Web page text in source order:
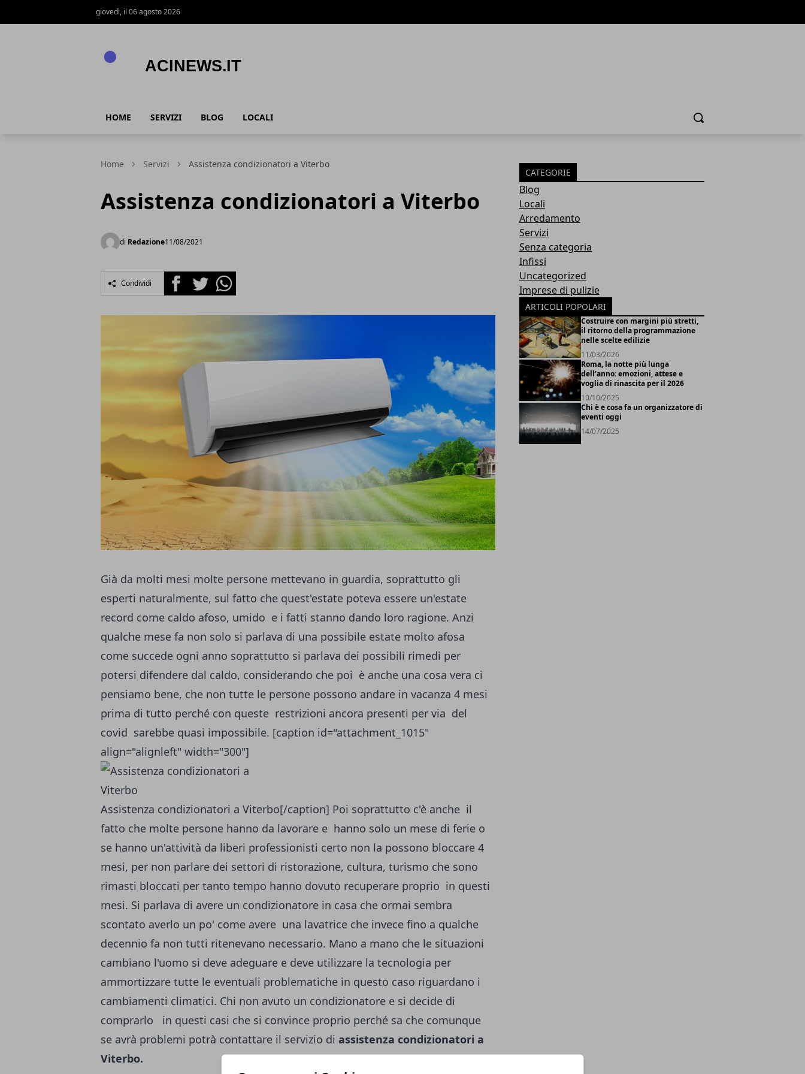
giovedì, il 06 agosto 2026
HOME SERVIZI BLOG LOCALI Cerca
Home Servizi Assistenza condizionatori a Viterbo
Assistenza condizionatori a Viterbo
di Redazione11/08/2021
Condividi FacebookTwitterWhatsapp
Già da molti mesi molte persone mettevano in guardia, soprattutto gli
esperti naturalmente, sul fatto che quest'estate poteva essere un'estate
record come caldo afoso, umido e i fatti stanno dando loro ragione. Anzi
qualche mese fa non solo si parlava di una possibile estate molto afosa
come succede ogni anno soprattutto si parlava dei possibili rimedi per
potersi difendere dal caldo, considerando che poi è anche una cosa vera ci
pensiamo bene, che non tutte le persone possono andare in vacanza 4 mesi
prima di tutto perché con queste restrizioni ancora presenti per via del
covid sarebbe quasi impossibile. [caption id="attachment_1015"
align="alignleft" width="300"]
Assistenza condizionatori a Viterbo[/caption] Poi soprattutto c'è anche il
fatto che molte persone hanno da lavorare e hanno solo un mese di ferie o
se hanno un'attività da liberi professionisti certo non la possono bloccare 4
mesi, per non parlare dei settori di ristorazione, cultura, turismo che sono
rimasti bloccati per tanto tempo hanno dovuto recuperare proprio in questi
mesi. Si parlava di avere un condizionatore in casa che ormai sembra
scontato averlo un po' come avere una lavatrice che invece fino a qualche
decennio fa non tutti ritenevano necessario. Mano a mano che le situazioni
cambiano l'uomo si deve adeguare e deve utilizzare la tecnologia per
ammortizzare tutte le eventuali problematiche in questo caso riguardano i
cambiamenti climatici. Chi non avuto un condizionatore e si decide di
comprarlo in questi casi che si convince proprio perché sa che comunque
se avrà problemi potrà contattare il servizio di assistenza condizionatori a
Viterbo.
CATEGORIE
Blog
Locali
Arredamento
Servizi
Senza categoria
Infissi
Uncategorized
Imprese di pulizie
ARTICOLI POPOLARI
Costruire con margini più stretti,
il ritorno della programmazione
nelle scelte edilizie
11/03/2026
Roma, la notte più lunga
dell’anno: emozioni, attese e
voglia di rinascita per il 2026
10/10/2025
Chi è e cosa fa un organizzatore di
eventi oggi
14/07/2025